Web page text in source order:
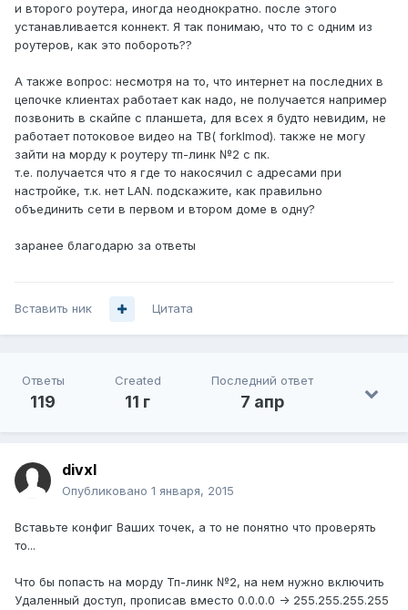
и второго роутера, иногда неоднократно. после этого
устанавливается коннект. Я так понимаю, что то с одним из
роутеров, как это побороть??
А также вопрос: несмотря на то, что интернет на последних в
цепочке клиентах работает как надо, не получается например
позвонить в скайпе с планшета, для всех я будто невидим, не
работает потоковое видео на ТВ( forklmod). также не могу
зайти на морду к роутеру тп-линк №2 с пк.
т.е. получается что я где то накосячил с адресами при
настройке, т.к. нет LAN. подскажите, как правильно
объединить сети в первом и втором доме в одну?
заранее благодарю за ответы
Вставить ник Цитата
Ответы
119
Created
11 г
Последний ответ
7 апр
divxl
Опубликовано 1 января, 2015
Вставьте конфиг Ваших точек, а то не понятно что проверять
то...
Что бы попасть на морду Тп-линк №2, на нем нужно включить
Удаленный доступ, прописав вместо 0.0.0.0 -> 255.255.255.255